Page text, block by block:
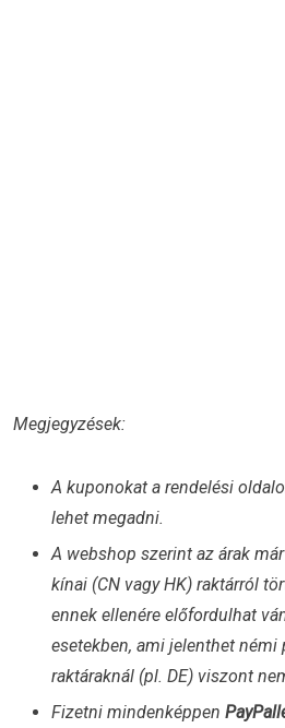
Megjegyzések:
A kuponokat a rendelési
lehet megadni.
A webshop szerint az árak
kínai (CN vagy HK) raktárról
ennek ellenére előfordulhat
esetekben, ami jelenthet
raktáraknál (pl. DE) viszont
Fizetni mindenképpen